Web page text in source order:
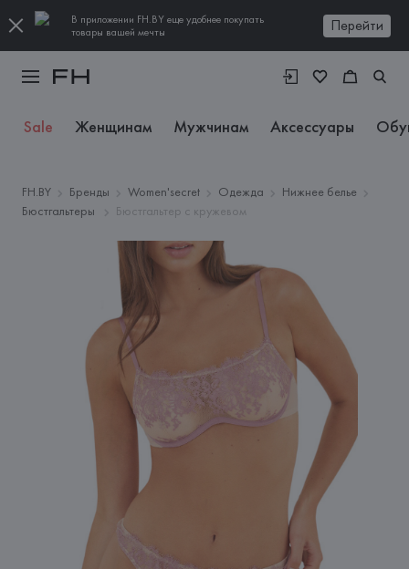
В приложении FH.BY еще удобнее покупать
товары вашей мечты
Перейти
Sale Женщинам Мужчинам Аксессуары
FH.BY Бренды Women'secret Одежда
Нижнее белье
Бюстгальтеры
Бюстгальтер с кружевом